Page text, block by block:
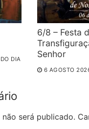
DIA
6/8 – Festa
Senhor
6 AGOSTO
será publicado.